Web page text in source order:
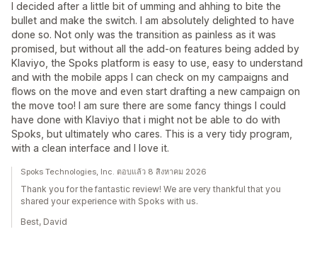
I decided after a little bit of umming and ahhing to bite the
bullet and make the switch. I am absolutely delighted to have
done so. Not only was the transition as painless as it was
promised, but without all the add-on features being added by
Klaviyo, the Spoks platform is easy to use, easy to understand
and with the mobile apps I can check on my campaigns and
flows on the move and even start drafting a new campaign on
the move too! I am sure there are some fancy things I could
have done with Klaviyo that i might not be able to do with
Spoks, but ultimately who cares. This is a very tidy program,
with a clean interface and I love it.
Spoks Technologies, Inc. ตอบแล้ว 8 สิงหาคม 2026
Thank you for the fantastic review! We are very thankful that you
shared your experience with Spoks with us.
Best, David